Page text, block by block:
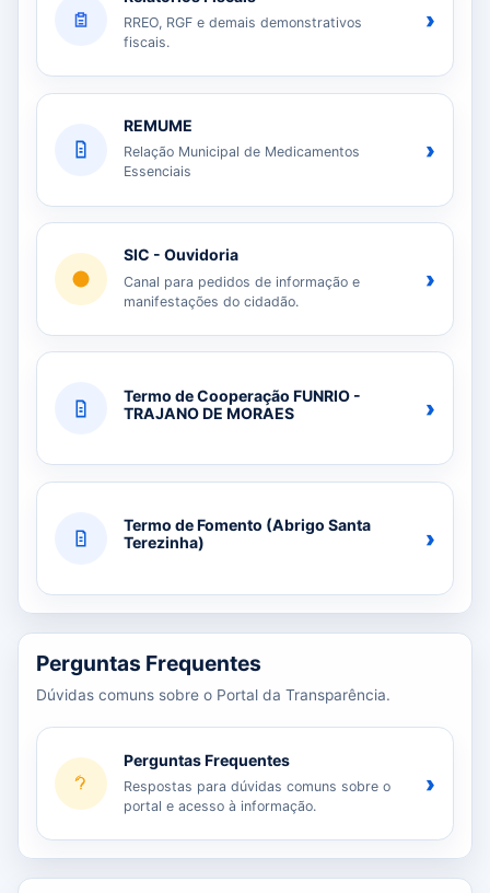
RREO, RGF e demais demonstrativos
fiscais.
›
REMUME
Relação Municipal de Medicamentos
Essenciais
›
SIC - Ouvidoria
Canal para pedidos de informação e
manifestações do cidadão.
›
Termo de Cooperação FUNRIO -
TRAJANO DE MORAES
›
Termo de Fomento (Abrigo Santa
Terezinha)
›
Perguntas Frequentes
Dúvidas comuns sobre o Portal da Transparência.
Perguntas Frequentes
Respostas para dúvidas comuns sobre o
portal e acesso à informação.
›